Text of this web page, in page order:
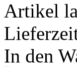
Artikel
In den